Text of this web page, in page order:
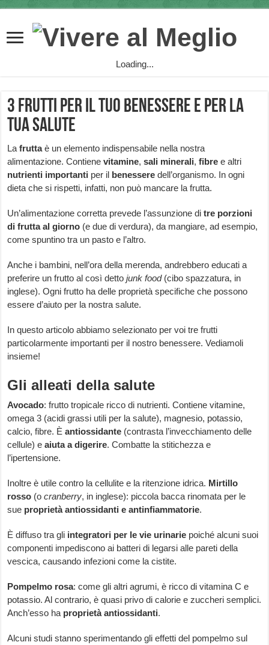
Loading...
3 frutti per il tuo benessere e per la
tua salute
Lafruttaè un elemento indispensabile nella nostra
alimentazione. Contienevitamine,sali minerali,fibre e altri
nutrienti importanti per il benessere dell’organismo. In ogni
dieta che si rispetti, infatti, non può mancare la frutta.
Un’alimentazione corretta prevede l’assunzione ditre porzioni
di frutta al giorno (e due di verdura), da mangiare, ad esempio,
come spuntino tra un pasto e l’altro.
Anche i bambini, nell’ora della merenda, andrebbero educati a
preferire un frutto al così dettojunk food(cibo spazzatura, in
inglese). Ogni frutto ha delle proprietà specifiche che possono
essere d’aiuto per la nostra salute.
In questo articolo abbiamo selezionato per voi tre frutti
particolarmente importanti per il nostro benessere. Vediamoli
insieme!
Gli alleati della salute
Avocado: frutto tropicale ricco di nutrienti. Contiene vitamine,
omega 3 (acidi grassi utili per la salute), magnesio, potassio,
calcio, fibre. Èantiossidante (contrasta l’invecchiamento delle
cellule) eaiuta a digerire. Combatte la stitichezza e
l’ipertensione.
Inoltre è utile contro la cellulite e la ritenzione idrica. Mirtillo
rosso (ocranberry, in inglese): piccola bacca rinomata per le
sue proprietà antiossidanti e antinfiammatorie.
È diffuso tra gli integratori per le vie urinarie poiché alcuni suoi
componenti impediscono ai batteri di legarsi alle pareti della
vescica, causando infezioni come la cistite.
Pompelmo rosa: come gli altri agrumi, è ricco di vitamina C e
potassio. Al contrario, è quasi privo di calorie e zuccheri semplici.
Anch’esso ha proprietà antiossidanti.
Alcuni studi stanno sperimentando gli effetti del pompelmo sul